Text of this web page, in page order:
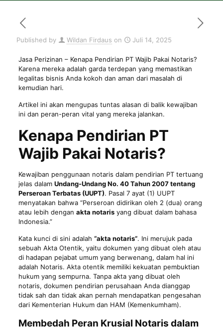
Published by Wildan Firdaus on Juli 14, 2025
Jasa Perizinan – Kenapa Pendirian PT Wajib Pakai Notaris?
Karena mereka adalah garda terdepan yang memastikan
legalitas bisnis Anda kokoh dan aman dari masalah di
kemudian hari.
Artikel ini akan mengupas tuntas alasan di balik kewajiban
ini dan peran-peran vital yang mereka jalankan.
Kenapa Pendirian PT
Wajib Pakai Notaris?
Kewajiban penggunaan notaris dalam pendirian PT tertuang
jelas dalam Undang-Undang No. 40 Tahun 2007 tentang
Perseroan Terbatas (UUPT). Pasal 7 ayat (1) UUPT
menyatakan bahwa “Perseroan didirikan oleh 2 (dua) orang
atau lebih dengan akta notarisyang dibuat dalam bahasa
Indonesia.”
Kata kunci di sini adalah “akta notaris”. Ini merujuk pada
sebuah Akta Otentik, yaitu dokumen yang dibuat oleh atau
di hadapan pejabat umum yang berwenang, dalam hal ini
adalah Notaris. Akta otentik memiliki kekuatan pembuktian
hukum yang sempurna. Tanpa akta yang dibuat oleh
notaris, dokumen pendirian perusahaan Anda dianggap
tidak sah dan tidak akan pernah mendapatkan pengesahan
dari Kementerian Hukum dan HAM (Kemenkumham).
Membedah Peran Krusial Notaris dalam